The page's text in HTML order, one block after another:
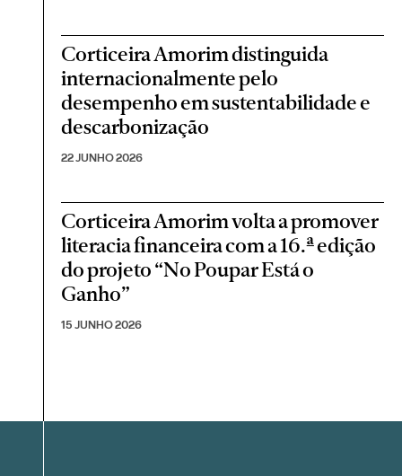
Corticeira Amorim distinguida
internacionalmente pelo
desempenho em sustentabilidade e
descarbonização
22 JUNHO 2026
Corticeira Amorim volta a promover
literacia financeira com a 16.ª edição
do projeto “No Poupar Está o
Ganho”
15 JUNHO 2026